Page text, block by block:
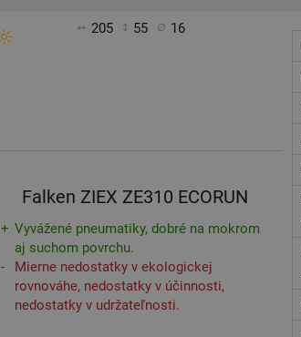
205 55 16
Falken ZIEX ZE310 ECORUN
Vyvážené pneumatiky, dobré na mokrom
aj suchom povrchu.
Mierne nedostatky v ekologickej
rovnováhe, nedostatky v účinnosti,
nedostatky v udržateľnosti.